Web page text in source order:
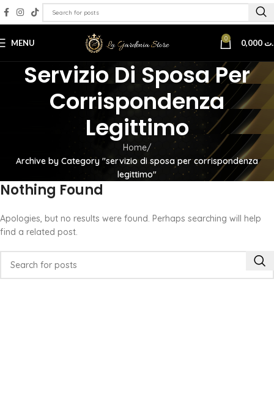
MENU 0
Servizio Di Sposa Per
Corrispondenza
Legittimo
Home
Archive by Category "servizio di sposa per corrispondenza
legittimo"
Nothing Found
Apologies, but no results were found. Perhaps searching will help
find a related post.